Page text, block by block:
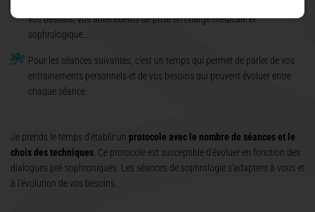
vos besoins, vos antécédents de prise en charge médicale et
sophrologique...
Pour les séances suivantes, c’est un temps qui permet de parler de vos
entrainements personnels et de vos besoins qui peuvent évoluer entre
chaque séance.
Je prends le temps d’établir un protocole avec le nombre de séances et le
choix des techniques . Ce protocole est susceptible d’évoluer en fonction des
dialogues pré-sophroniques. Les séances de sophrologie s’adaptent à vous et
à l’évolution de vos besoins.